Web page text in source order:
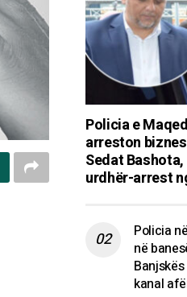
Policia e
arreston
Sedat
urdhër-arrest
Policia
në
kanal